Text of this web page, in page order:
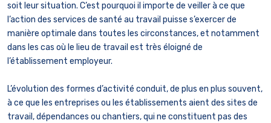
soit leur situation. C’est pourquoi il importe de veiller à ce que
l’action des services de santé au travail puisse s’exercer de
manière optimale dans toutes les circonstances, et notamment
dans les cas où le lieu de travail est très éloigné de
l’établissement employeur.
L’évolution des formes d’activité conduit, de plus en plus souvent,
à ce que les entreprises ou les établissements aient des sites de
travail, dépendances ou chantiers, qui ne constituent pas des